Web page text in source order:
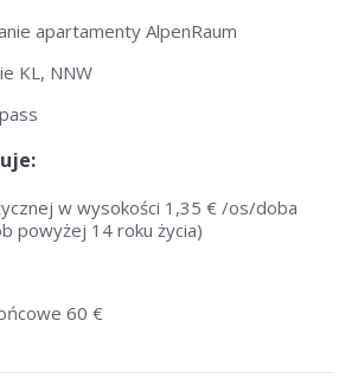
apartamenty AlpenRaum
KL, NNW
w wysokości 1,35 € /os/doba
powyżej 14 roku życia)
60 €